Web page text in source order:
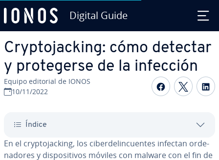
Digital Guide
Cr­y­p­to­ja­c­ki­ng: cómo detectar
y pro­te­ge­r­se de la infección
Equipo editorial de IONOS
10/11/2022
Compartir
Índice
En el cr­y­p­to­ja­c­ki­ng, los ci­be­r­de­li­n­cue­n­tes infectan or­de­
na­do­res y di­s­po­si­ti­vos móviles con malware con el fin de